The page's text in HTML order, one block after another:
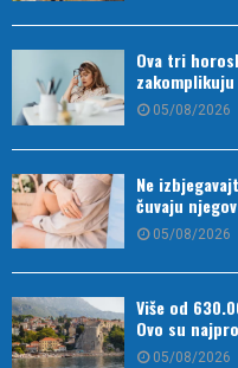
Ova tri
05/08/2026
Ne
čuvaju
05/08/2026
Više od
Ovo su
05/08/2026